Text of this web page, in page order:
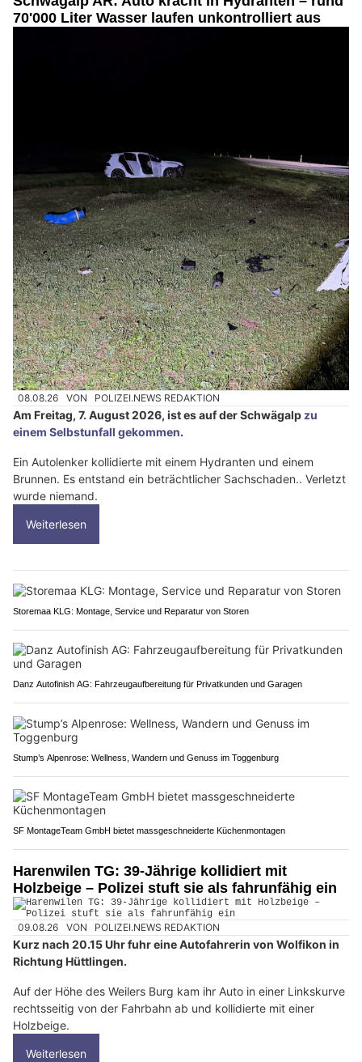
70'000 Liter Wasser laufen unkontrolliert aus
08.08.26 VON POLIZEI.NEWS REDAKTION
Am Freitag, 7. August 2026, ist es auf der Schwägalp zu
einem Selbstunfall gekommen.
Ein Autolenker kollidierte mit einem Hydranten und einem
Brunnen. Es entstand ein beträchtlicher Sachschaden.. Verletzt
wurde niemand.
Weiterlesen
Storemaa KLG: Montage, Service und Reparatur von Storen
Danz Autofinish AG: Fahrzeugaufbereitung für Privatkunden und Garagen
Stump’s Alpenrose: Wellness, Wandern und Genuss im Toggenburg
SF MontageTeam GmbH bietet massgeschneiderte Küchenmontagen
Harenwilen TG: 39-Jährige kollidiert mit
Holzbeige – Polizei stuft sie als fahrunfähig ein
09.08.26 VON POLIZEI.NEWS REDAKTION
Kurz nach 20.15 Uhr fuhr eine Autofahrerin von Wolfikon in
Richtung Hüttlingen.
Auf der Höhe des Weilers Burg kam ihr Auto in einer Linkskurve
rechtsseitig von der Fahrbahn ab und kollidierte mit einer
Holzbeige.
Weiterlesen